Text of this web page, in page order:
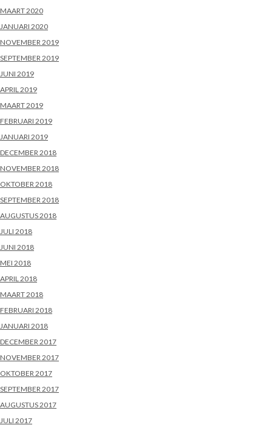
MAART 2020
JANUARI 2020
NOVEMBER 2019
SEPTEMBER 2019
JUNI 2019
APRIL 2019
MAART 2019
FEBRUARI 2019
JANUARI 2019
DECEMBER 2018
NOVEMBER 2018
OKTOBER 2018
SEPTEMBER 2018
AUGUSTUS 2018
JULI 2018
JUNI 2018
MEI 2018
APRIL 2018
MAART 2018
FEBRUARI 2018
JANUARI 2018
DECEMBER 2017
NOVEMBER 2017
OKTOBER 2017
SEPTEMBER 2017
AUGUSTUS 2017
JULI 2017